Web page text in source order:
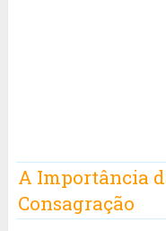
A Importância
Consagração